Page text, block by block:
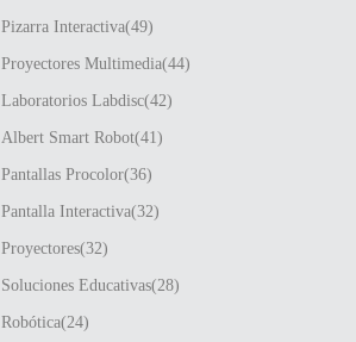
Pizarra Interactiva(49)
Proyectores Multimedia(44)
Laboratorios Labdisc(42)
Albert Smart Robot(41)
Pantallas Procolor(36)
Pantalla Interactiva(32)
Proyectores(32)
Soluciones Educativas(28)
Robótica(24)